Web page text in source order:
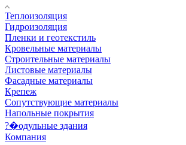
Теплоизоляция
Гидроизоляция
Пленки и геотекстиль
Кровельные материалы
Строительные материалы
Листовые материалы
Фасадные материалы
Крепеж
Сопутствующие материалы
Напольные покрытия
?�одульные здания
Компания